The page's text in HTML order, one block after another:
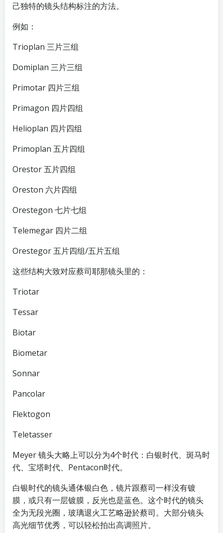
己独特的镜头结构标注的方法。
例如：
Trioplan 三片三组
Domiplan 三片三组
Primotar 四片三组
Primagon 四片四组
Helioplan 四片四组
Primoplan 五片四组
Orestor 五片四组
Oreston 六片四组
Orestegon 七片七组
Telemegar 四片二组
Orestegor 五片四组/五片五组
这些结构大致对应蔡司耶那镜头里的：
Triotar
Tessar
Biotar
Biometar
Sonnar
Pancolar
Flektogon
Teletasser
Meyer 镜头大略上可以分为4个时代：白银时代、斑马时
代、宝塔时代、Pentacon时代。
白银时代的镜头通体银白色，镜片跟蔡司一样没有镀
膜，或只有一层镀膜，反光也是蓝色。这个时代的镜头
全为无段光圈，玻璃退火工艺略逊於蔡司。大部分镜头
高光细节优秀，可以轻松拍出高调照片。